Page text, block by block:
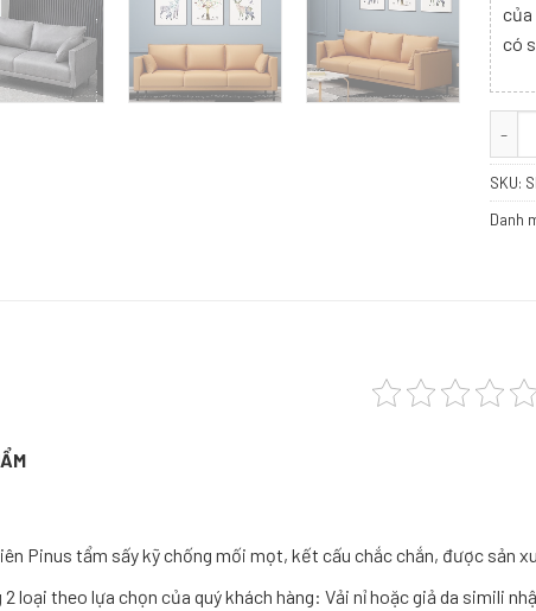
của
có
GHẾ
SKU:
Danh
ẨM
Pinus tẩm sấy kỹ chống mối mọt, kết cấu chắc chắn, được sản
loại theo lựa chọn của quý khách hàng: Vải nỉ hoặc giả da simili